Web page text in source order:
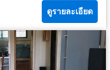
ดูรายละเอียด